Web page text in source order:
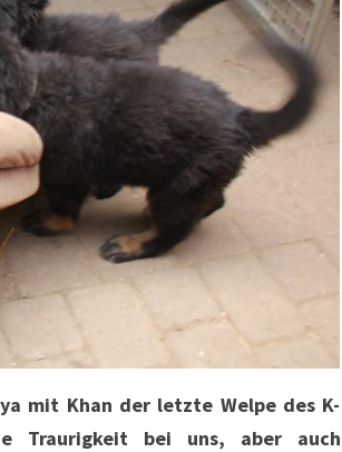
mit Khan der letzte Welpe des K-
Traurigkeit bei uns, aber auch